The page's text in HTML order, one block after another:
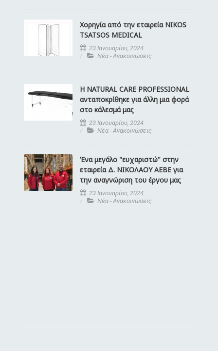
Χορηγία από την εταιρεία NIKOS
TSATSOS MEDICAL
23 Ιανουαρίου, 2024
Νέα - Ανακοινώσεις
Η NATURAL CARE PROFESSIONAL
ανταποκρίθηκε για άλλη μια φορά
στο κάλεσμά μας
23 Ιανουαρίου, 2024
Νέα - Ανακοινώσεις
Ένα μεγάλο "ευχαριστώ" στην
εταιρεία Δ. ΝΙΚΟΛΑΟΥ ΑΕΒΕ για
την αναγνώριση του έργου μας
23 Ιανουαρίου, 2024
Νέα - Ανακοινώσεις